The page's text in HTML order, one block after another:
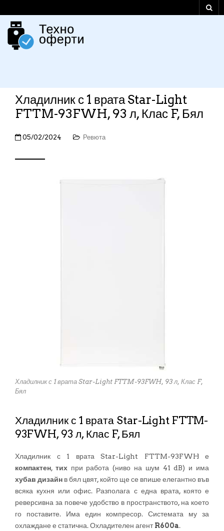
Хладилник с 1 врата Star-Light
FTTM-93FWH, 93 л, Клас F, Бял
05/02/2024 Ревюта
Хладилник с 1 врата Star-Light FTTM-93FWH, 93 л, Клас F,
Бял
Хладилник с 1 врата Star-Light FTTM-
93FWH, 93 л, Клас F, Бял
Хладилник с 1 врата Star-Light FTTM-93FWH е
компактен, тихпри работа (ниво на шум 41 dB) и има
хубав дизайн в бял цвят, който ще се впише елегантно във
всяка кухня или офис. Разполага с една врата, която е
реверсивна за повече удобство в пространството, на което
го поставите. Има един компресор. Системата му за
охлаждане е статична. Охладителен агентR600a.